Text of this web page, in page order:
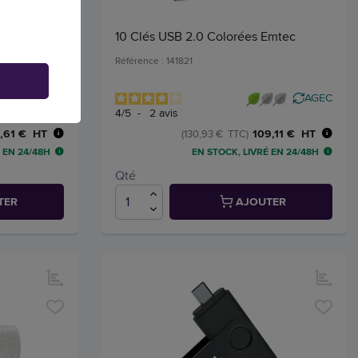
€ HT
EN 24/48H
10 Clés USB 2.0 Colorées Emtec
Référence : 141821
4/5 - 2 avis
AGEC
109,11 € HT
(130,93 € TTC)
EN STOCK, LIVRÉ EN 24/48H
Qté
AJOUTER